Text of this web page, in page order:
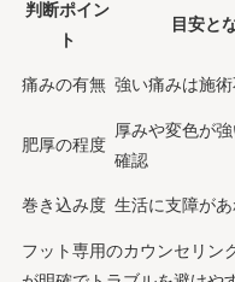
判断ポイン
ト
目安と
痛みの有無 強い痛みは施
肥厚の程度
厚みや変色が
確認
巻き込み度 生活に支障が
フット専用のカウンセリン